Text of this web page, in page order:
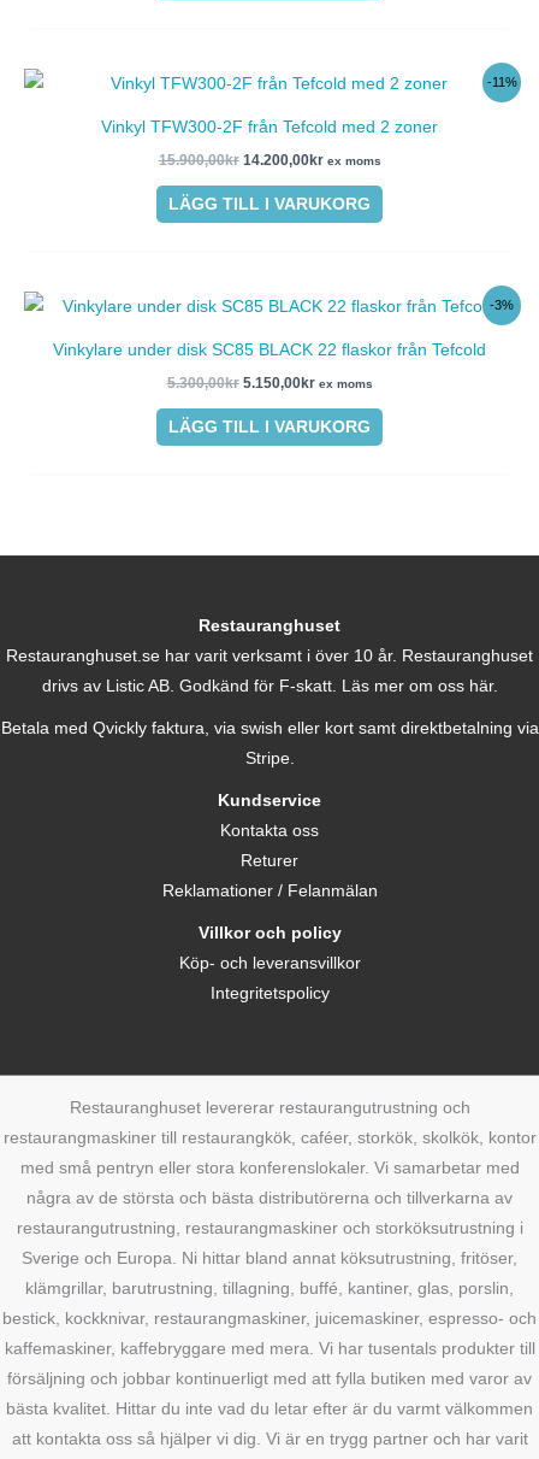
-11%
Vinkyl TFW300-2F från Tefcold med 2 zoner
15.900,00kr
Det
priset
var:
15.900,00kr.
14.200,00kr
Det
är:
14.200,00kr.
ex moms
LÄGG TILL I VARUKORG
-3%
Vinkylare under disk SC85 BLACK 22 flaskor från Tefcold
5.300,00kr
Det
var:
5.300,00kr.
5.150,00kr
Det
är:
5.150,00kr.
ex moms
LÄGG TILL I VARUKORG
Restauranghuset
Restauranghuset.se har varit verksamt i över 10 år. Restauranghuset
drivs av Listic AB. Godkänd för F-skatt. Läs mer om oss här.
Betala med Qvickly faktura, via swish eller kort samt direktbetalning via
Stripe.
Kundservice
Kontakta oss
Returer
Reklamationer / Felanmälan
Villkor och policy
Köp- och leveransvillkor
Integritetspolicy
Restauranghuset levererar restaurangutrustning och
restaurangmaskiner till restaurangkök, caféer, storkök, skolkök, kontor
med små pentryn eller stora konferenslokaler. Vi samarbetar med
några av de största och bästa distributörerna och tillverkarna av
restaurangutrustning, restaurangmaskiner och storköksutrustning i
Sverige och Europa. Ni hittar bland annat köksutrustning, fritöser,
klämgrillar, barutrustning, tillagning, buffé, kantiner, glas, porslin,
bestick, kockknivar, restaurangmaskiner, juicemaskiner, espresso- och
kaffemaskiner, kaffebryggare med mera. Vi har tusentals produkter till
försäljning och jobbar kontinuerligt med att fylla butiken med varor av
bästa kvalitet. Hittar du inte vad du letar efter är du varmt välkommen
att kontakta oss så hjälper vi dig. Vi är en trygg partner och har varit